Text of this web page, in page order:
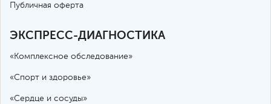
Публичная оферта
ЭКСПРЕСС-ДИАГНОСТИКА
«Комплексное обследование»
«Спорт и здоровье»
«Сердце и сосуды»